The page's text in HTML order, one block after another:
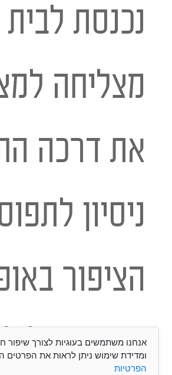
נכנסת לבית
מצליחה
את דרכה
ניסיון
הציפור
עצמאי עלול
אנחנו משתמשים בעוגיות לצורך שיפור
ומדידת שימוש ניתן לראות את
הפרטיות